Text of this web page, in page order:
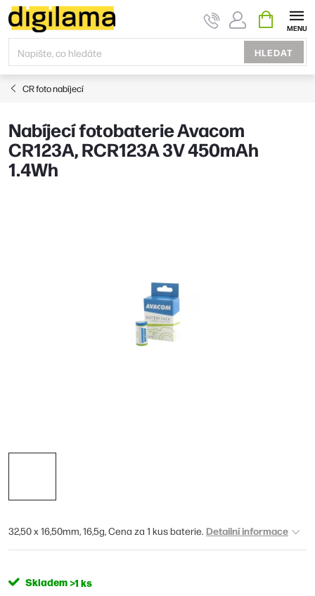
Přejít
na
obsah
HLEDAT
KOŠÍK
CR foto nabíjecí
Nabíjecí fotobaterie Avacom
CR123A, RCR123A 3V 450mAh
1.4Wh
32,50 x 16,50mm, 16,5g, Cena za 1 kus baterie. Detailní informace
Skladem>1 ks